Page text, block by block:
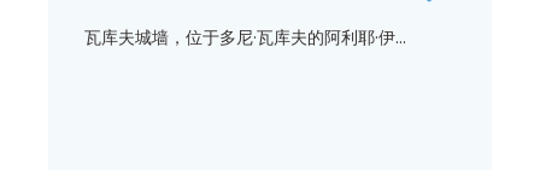
瓦库夫城墙，位于多尼·瓦库夫的阿利耶·伊...